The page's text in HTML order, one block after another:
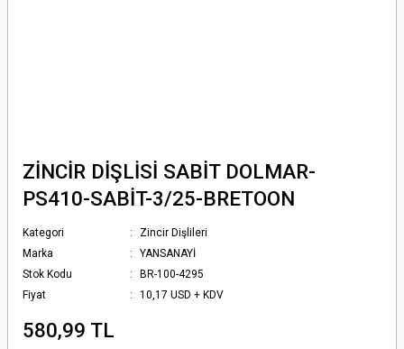
ZİNCİR DİŞLİSİ SABİT DOLMAR-
PS410-SABİT-3/25-BRETOON
Kategori
Zincir Dişlileri
Marka
YANSANAYİ
Stok Kodu
BR-100-4295
Fiyat
10,17 USD + KDV
580,99 TL